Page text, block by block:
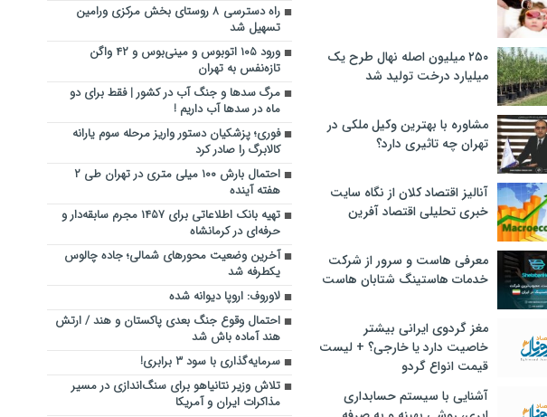
۲۵۰ میلیون اصله نهال طرح یک
میلیارد درخت تولید شد
مشاوره با بهترین وکیل ملکی در
تهران چه تاثیری دارد؟
آنالیز اقتصاد کلان از نگاه سایت
خبری تحلیلی اقتصاد آفرین
معرفی هاست و سرور از شرکت
خدمات هاستینگ شتابان هاست
مغز گردوی ایرانی بیشتر
خاصیت دارد یا خارجی؟ + لیست
قیمت انواع گردو
آشنایی با سیستم حسابداری
راه دسترسی ۸ روستای بخش مرکزی ورامین
تسهیل شد
ورود ۱۰۵ اتوبوس و مینی‌بوس و ۴۲ واگن
تازه‌نفس به تهران
مرگ سدها و جنگ آب در کشور | فقط برای دو
ماه در سدها آب داریم !
فوری؛ پزشکیان دستور واریز مرحله سوم یارانه
کالابرگ را صادر کرد
احتمال بارش ۱۰۰ میلی متری در تهران طی ۲
هفته آینده
تهیه بانک اطلاعاتی برای ۱۴۵۷ مجرم سابقه‌دار و
حرفه‌ای در کرمانشاه
آخرین وضعیت محورهای شمالی؛ جاده چالوس
یکطرفه شد
لاوروف: اروپا دیوانه شده
احتمال وقوع جنگ بعدی پاکستان و هند / ارتش
هند آماده باش شد
سرمایه‌گذاری با سود ۳ برابری!
تلاش وزیر نتانیاهو برای سنگ‌اندازی در مسیر
مذاکرات ایران و آمریکا